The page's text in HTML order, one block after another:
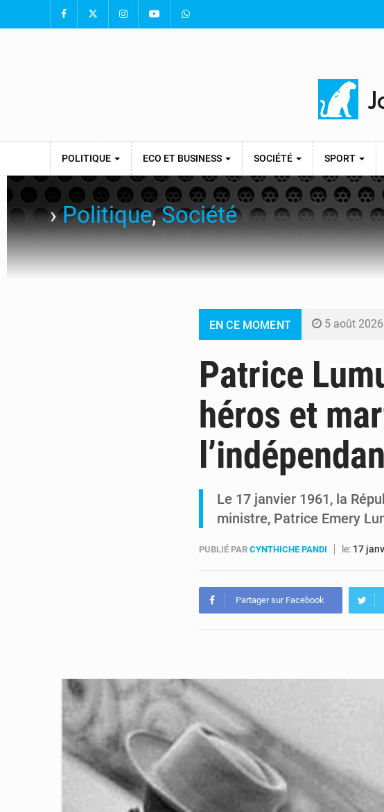
POLITIQUE ECO ET BUSINESS SOCIÉTÉ SPORT
›Politique,Société
EN CE MOMENT 5 août 2026
5 août 2026
5 août 2026
5 août 2026
Patrice
héros et
Le 17 janvier 1961, la
ministre, Patrice Emery
PUBLIÉ PAR CYNTHICHE PANDI le: 17
Partager sur Facebook